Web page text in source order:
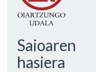
Saioaren
hasiera